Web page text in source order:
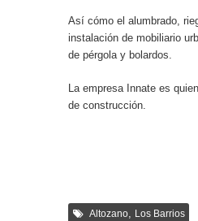
Así cómo el alumbrado,
instalación de mobiliario
de pérgola y bolardos.
La empresa Innate es
de construcción.
Altozano, Los Barrios